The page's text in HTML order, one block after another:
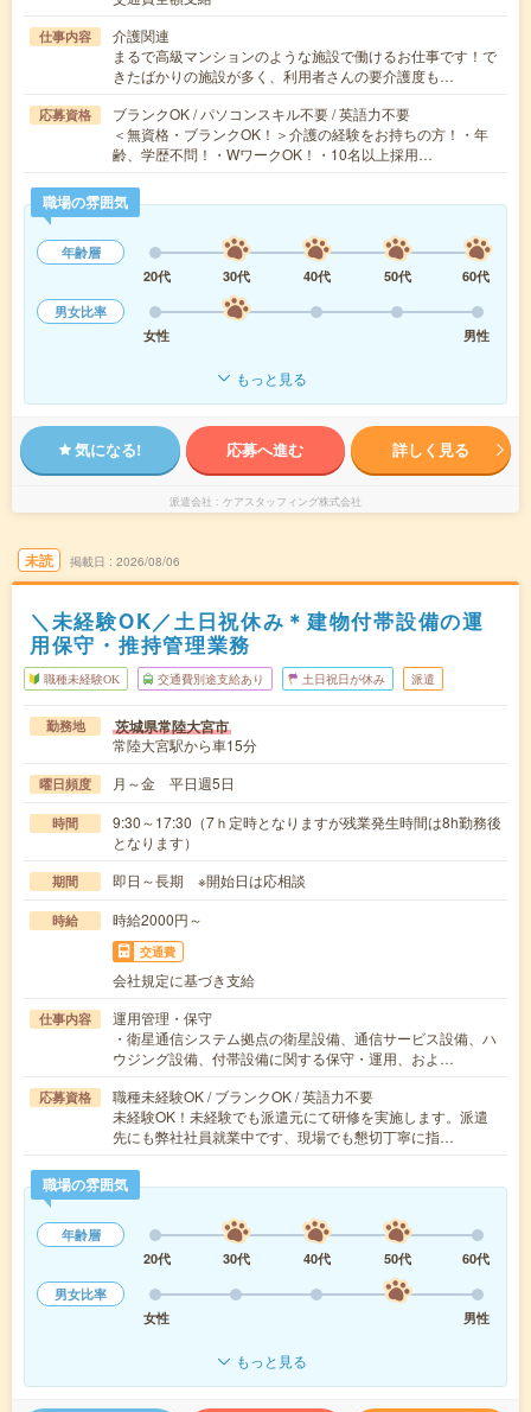
仕事内容
介護関連
まるで高級マンションのような施設で働けるお仕事です！で
きたばかりの施設が多く、利用者さんの要介護度も…
応募資格
ブランクOK / パソコンスキル不要 / 英語力不要
＜無資格・ブランクOK！＞介護の経験をお持ちの方！・年
齢、学歴不問！・WワークOK！・10名以上採用…
職場の雰囲気
年齢層
20代
30代 40代 50代
60代
男女比率
女性
男性
もっと見る
気になる! 応募へ進む 詳しく見る
派遣会社 ケアスタッフィング株式会社
未読 掲載日 2026/08/06
＼未経験OK／土日祝休み＊建物付帯設備の運
用保守・推持管理業務
職種未経験OK 交通費別途支給あり 土日祝日が休み 派遣
勤務地 茨城県常陸大宮市
常陸大宮駅から車15分
曜日頻度 月～金 平日週5日
時間
9:30～17:30（7ｈ定時となりますが残業発生時間は8h勤務後
となります）
期間 即日～長期 ※開始日は応相談
時給 時給2000円～
交通費
会社規定に基づき支給
仕事内容
運用管理・保守
・衛星通信システム拠点の衛星設備、通信サービス設備、ハ
ウジング設備、付帯設備に関する保守・運用、およ…
応募資格
職種未経験OK / ブランクOK / 英語力不要
未経験OK！未経験でも派遣元にて研修を実施します。派遣
先にも弊社社員就業中です、現場でも懇切丁寧に指…
職場の雰囲気
年齢層
20代
30代 40代 50代
60代
男女比率
女性
男性
もっと見る